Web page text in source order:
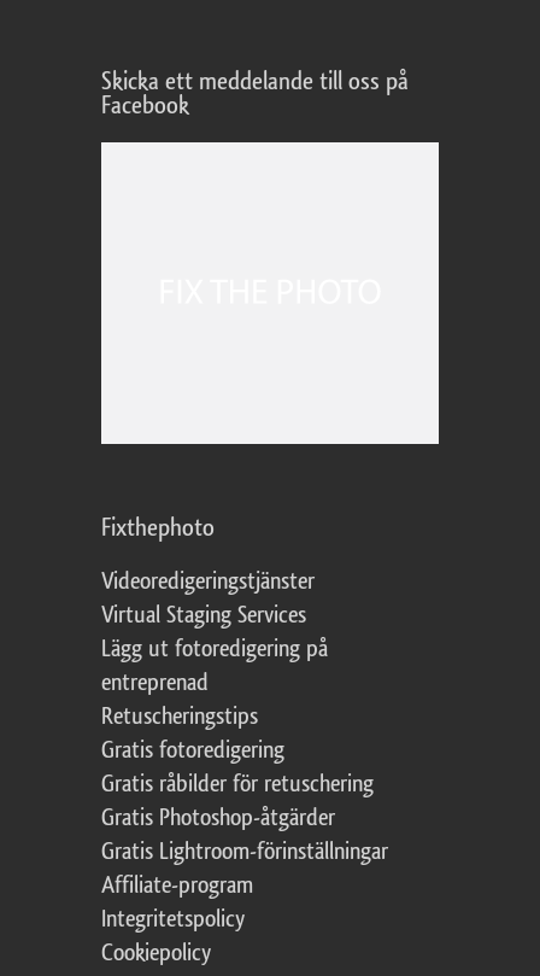
Skicka ett meddelande till oss på
Facebook
Fixthephoto
Videoredigeringstjänster
Virtual Staging Services
Lägg ut fotoredigering på
entreprenad
Retuscheringstips
Gratis fotoredigering
Gratis råbilder för retuschering
Gratis Photoshop-åtgärder
Gratis Lightroom-förinställningar
Affiliate-program
Integritetspolicy
Cookiepolicy